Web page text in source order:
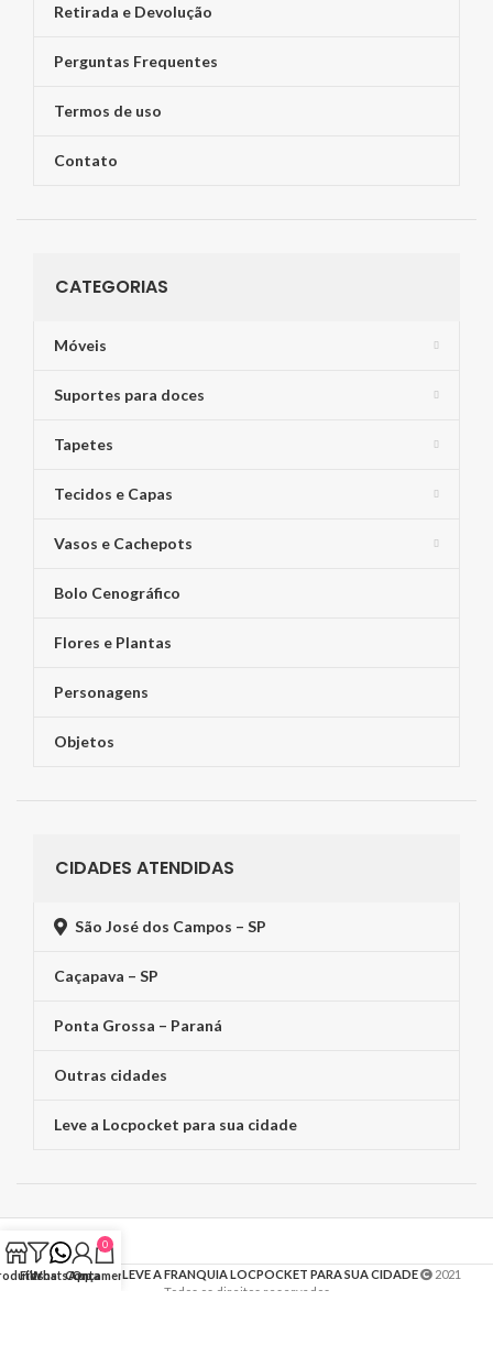
Retirada e Devolução
Perguntas Frequentes
Termos de uso
Contato
CATEGORIAS
Móveis
Suportes para doces
Tapetes
Tecidos e Capas
Vasos e Cachepots
Bolo Cenográfico
Flores e Plantas
Personagens
Objetos
CIDADES ATENDIDAS
São José dos Campos – SP
Caçapava – SP
Ponta Grossa – Paraná
Outras cidades
Leve a Locpocket para sua cidade
CLIQUE E AQUI LEVE A FRANQUIA LOCPOCKET PARA SUA CIDADE
2021
Todos os direitos reservados
Filtros
WhatsApp
Conta
0
Orçamento